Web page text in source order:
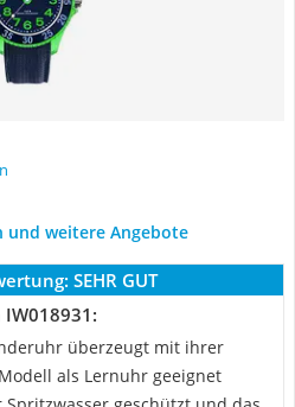
und weitere Angebote
SEHR GUT
überzeugt mit ihrer
als Lernuhr geeignet